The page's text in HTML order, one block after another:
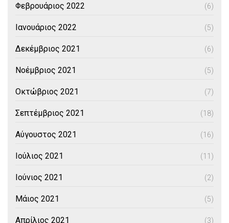
Φεβρουάριος 2022 (6)
Ιανουάριος 2022 (5)
Δεκέμβριος 2021 (6)
Νοέμβριος 2021 (5)
Οκτώβριος 2021 (7)
Σεπτέμβριος 2021 (18)
Αύγουστος 2021 (16)
Ιούλιος 2021 (11)
Ιούνιος 2021 (2)
Μάιος 2021 (5)
Απρίλιος 2021 (3)